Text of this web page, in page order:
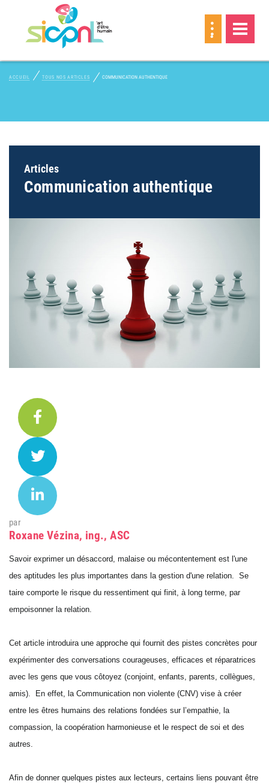
MEMBRE
ACCUEIL TOUS NOS ARTICLES COMMUNICATION AUTHENTIQUE
Articles
Communication authentique
par
Roxane Vézina, ing., ASC
Savoir exprimer un désaccord, malaise ou mécontentement est l'une
des aptitudes les plus importantes dans la gestion d'une relation. Se
taire comporte le risque du ressentiment qui finit, à long terme, par
empoisonner la relation.
Cet article introduira une approche qui fournit des pistes concrètes pour
expérimenter des conversations courageuses, efficaces et réparatrices
avec les gens que vous côtoyez (conjoint, enfants, parents, collègues,
amis). En effet, la Communication non violente (CNV) vise à créer
entre les êtres humains des relations fondées sur l’empathie, la
compassion, la coopération harmonieuse et le respect de soi et des
autres.
Afin de donner quelques pistes aux lecteurs, certains liens pouvant être